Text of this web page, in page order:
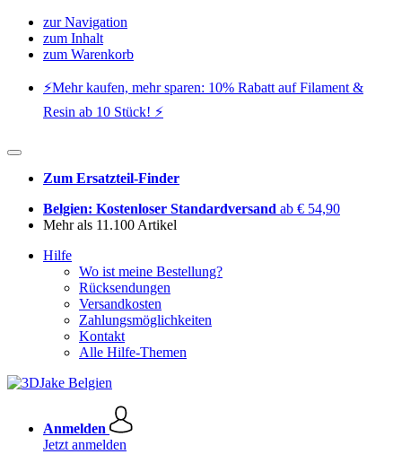
zur Navigation
zum Inhalt
zum Warenkorb
⚡️Mehr kaufen, mehr sparen: 10% Rabatt auf Filament &
Resin ab 10 Stück! ⚡️
Zum Ersatzteil-Finder
Belgien: Kostenloser Standardversand ab € 54,90
Mehr als 11.100 Artikel
Hilfe
Wo ist meine Bestellung?
Rücksendungen
Versandkosten
Zahlungsmöglichkeiten
Kontakt
Alle Hilfe-Themen
Anmelden
Jetzt anmelden